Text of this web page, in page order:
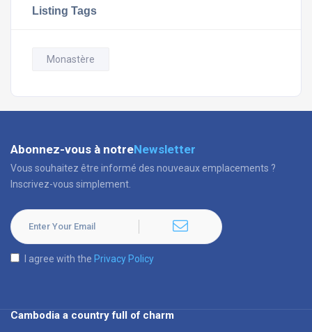
Listing Tags
Monastère
Abonnez-vous à notreNewsletter
Vous souhaitez être informé des nouveaux emplacements ?
Inscrivez-vous simplement.
I agree with the Privacy Policy
Cambodia a country full of charm